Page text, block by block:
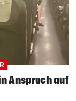
Anspruch auf